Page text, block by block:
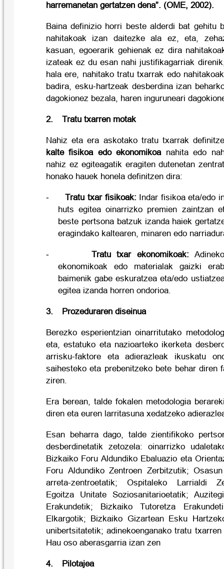
harremanetan gertatzen dena”. (OME, 2002).
Baina definizio horri beste alderdi bat gehitu
nahitakoak izan daitezke ala ez, eta,
kasuan, egoerarik gehienak ez dira
izateak ez du esan nahi justifikagarriak
hala ere, nahitako tratu txarrak edo
badira, esku-hartzeak desberdina izan
dagokionez bezala, haren inguruneari
2. Tratu txarren motak
Nahiz eta era askotako tratu txarrak
kalte fisikoa edo ekonomikoa nahita edo
nahiz ez egiteagatik eragiten dutenetan
honako hauek honela definitzen dira:
- Tratu txar fisikoak: Indar fisikoa eta/edo
huts egitea oinarrizko premien zaintzan
beste pertsona batzuk izanda haiek
eragindako kaltearen, minaren edo
- Tratu txar ekonomikoak:
ekonomikoak edo materialak gaizki
baimenik gabe eskuratzea eta/edo
egitea izanda horren ondorioa.
3. Prozeduraren diseinua
Berezko esperientzian oinarritutako
eta, estatuko eta nazioarteko ikerketa
arrisku-faktore eta adierazleak ikuskatu
saihesteko eta prebenitzeko bete behar diren
ziren.
Era berean, talde fokalen metodologia
diren eta euren larritasuna xedatzeko
Esan beharra dago, talde zientifikoko
desberdinetatik zetozela: oinarrizko
Bizkaiko Foru Aldundiko Ebaluazio eta
Foru Aldundiko Zentroen Zerbitzutik;
arreta-zentroetatik; Ospitaleko Larrialdi
Egoitza Unitate Soziosanitarioetatik;
Erakundetik; Bizkaiko Tutoretza
Elkargotik; Bizkaiko Gizartean Esku
unibertsitatetik; adinekoenganako tratu
Hau oso aberasgarria izan zen
4. Pilotajea